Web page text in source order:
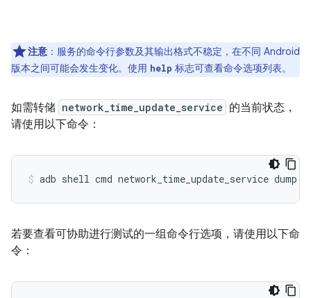
注意 ：服务的命令行参数及其输出格式不稳定，在不同 Android
版本之间可能会发生变化。使用 help 标志可查看命令选项列表。
如需转储 network_time_update_service 的当前状态，
请使用以下命令：
adb shell cmd network_time_update_service dump
若要查看可协助进行测试的一组命令行选项，请使用以下命
令：